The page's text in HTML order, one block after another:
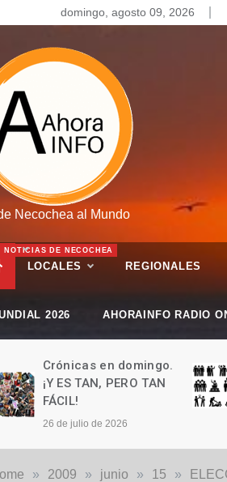
domingo, agosto 09, 2026
Necochea al Mundo
LOCALES
NOTICIAS DE NECOCHEA
REGIONALES
2026 AHORAINFO RADIO
Crónicas en domingo.
¡Y ES TAN, PERO TAN
FÁCIL!
26 de julio de 2026
» 2009 » junio » 15 »